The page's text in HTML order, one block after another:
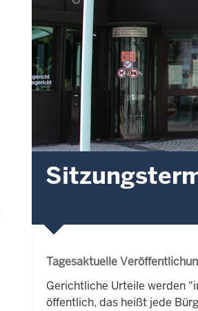
Tagesaktuelle
Gerichtliche Urteile werden
öffentlich, das heißt jede